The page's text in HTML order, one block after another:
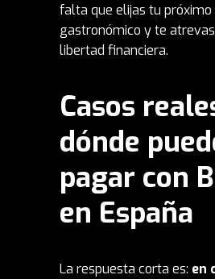
falta que elijas tu próximo
gastronómico y te
libertad financiera.
Casos
dónde
pagar con
en España
La respuesta corta es: en